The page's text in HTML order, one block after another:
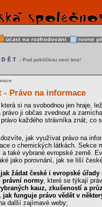
- Pod pokličkou není tma!
- Právo na informace
si na svobodnou jen hraje,
právo ji občas zvednout a
každého strávníka znát, co
jak využívat právo na
o chemických látkách. Sekce
a také vybrané evropské země.
jako porovnání, jak se liší
žádat české i evropské
právní normy , které se týkají
kauz, zkušeností a
jak funguje právo vědět v
další zajímavé weby;